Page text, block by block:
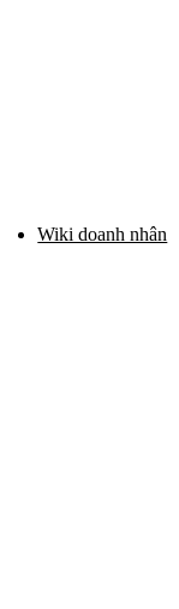
Wiki doanh nhân